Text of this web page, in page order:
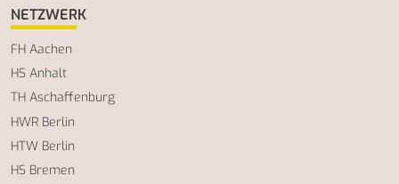
NETZWERK
FH Aachen
HS Anhalt
TH Aschaffenburg
HWR Berlin
HTW Berlin
HS Bremen